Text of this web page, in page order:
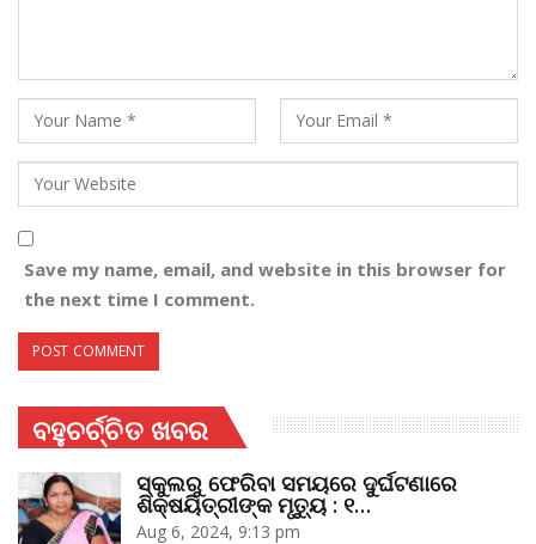
Save my name, email, and website in this browser for
the next time I comment.
ବହୁଚର୍ଚ୍ଚିତ ଖବର
ସ୍କୁଲରୁ ଫେରିବା ସମୟରେ ଦୁର୍ଘଟଣାରେ
ଶିକ୍ଷୟିତ୍ରୀଙ୍କ ମୃତ୍ୟୁ : ୧…
Aug 6, 2024, 9:13 pm